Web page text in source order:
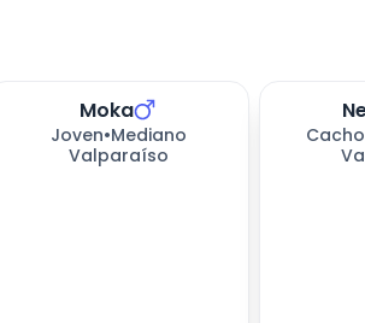
días esperando
Moka
Joven•Mediano
Valparaíso
días